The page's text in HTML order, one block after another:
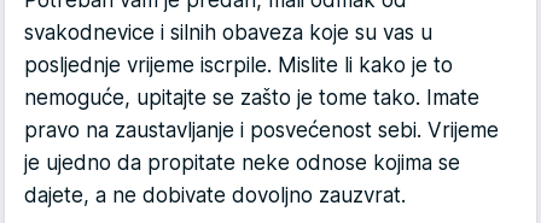
svakodnevice i silnih obaveza koje su vas u
posljednje vrijeme iscrpile. Mislite li kako je to
nemoguće, upitajte se zašto je tome tako. Imate
pravo na zaustavljanje i posvećenost sebi. Vrijeme
je ujedno da propitate neke odnose kojima se
dajete, a ne dobivate dovoljno zauzvrat.